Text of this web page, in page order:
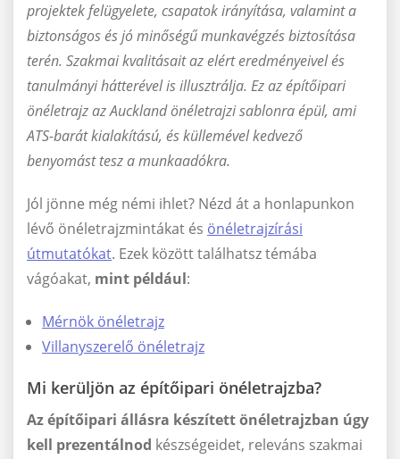
projektek felügyelete, csapatok irányítása, valamint a
biztonságos és jó minőségű munkavégzés biztosítása
terén. Szakmai kvalitásait az elért eredményeivel és
tanulmányi hátterével is illusztrálja. Ez az építőipari
önéletrajz az Auckland önéletrajzi sablonra épül, ami
ATS-barát kialakítású, és küllemével kedvező
benyomást tesz a munkaadókra.
Jól jönne még némi ihlet? Nézd át a honlapunkon
lévő önéletrajzmintákat és önéletrajzírási
útmutatókat. Ezek között találhatsz témába
vágóakat, mint például:
Mérnök önéletrajz
Villanyszerelő önéletrajz
Mi kerüljön az építőipari önéletrajzba?
Az építőipari állásra készített önéletrajzban úgy
kell prezentálnod készségeidet, releváns szakmai